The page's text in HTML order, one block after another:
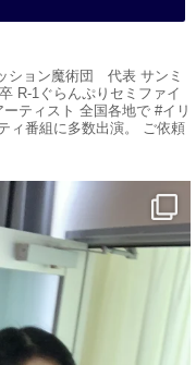
リンセス【公式】
・円月島」
ション魔術団 代表 サンミ
R-1ぐらんぷりセミファイ
ティスト 全国各地で #イリ
ィ番組に多数出演。 ご依頼